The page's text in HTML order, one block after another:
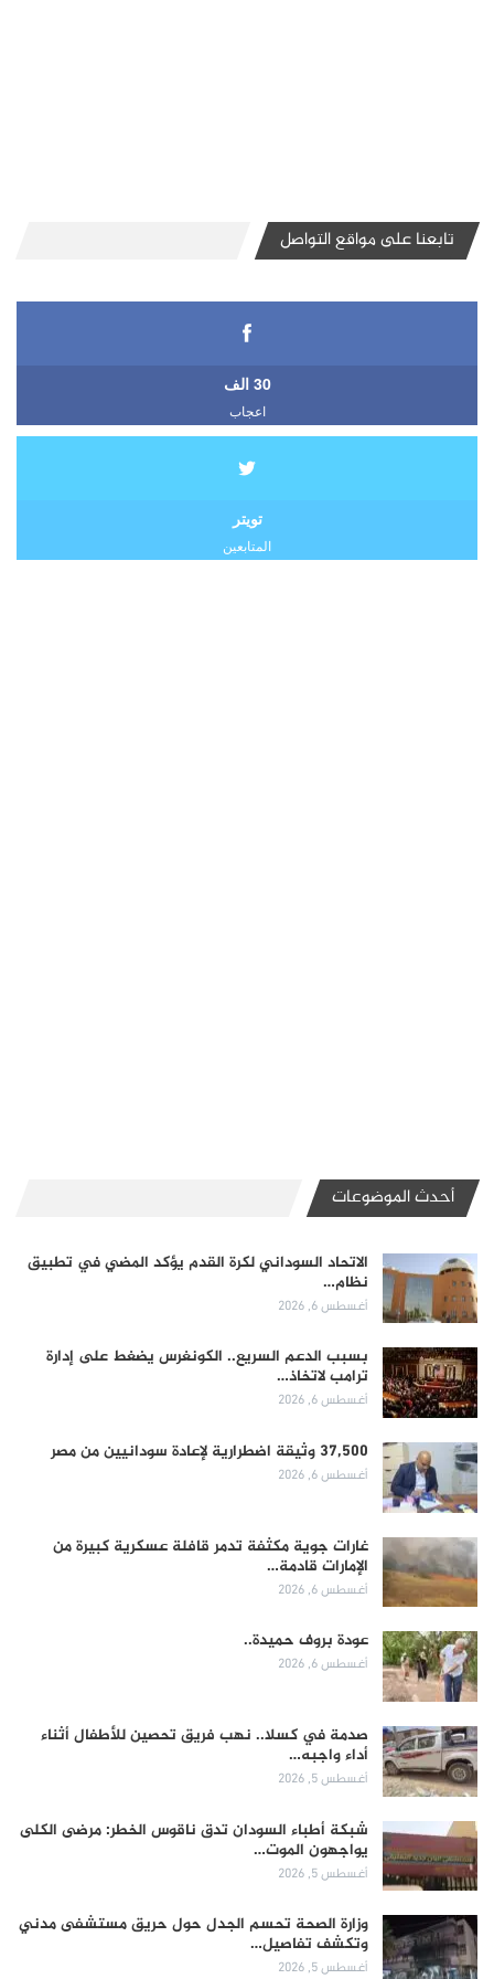
تابعنا على مواقع التواصل
30 الف
اعجاب
تويتر
المتابعين
أحدث الموضوعات
الاتحاد السوداني لكرة القدم يؤكد المضي في تطبيق
نظام…
أغسطس 6, 2026
بسبب الدعم السريع.. الكونغرس يضغط على إدارة
ترامب لاتخاذ…
أغسطس 6, 2026
37,500 وثيقة اضطرارية لإعادة سودانيين من مصر
أغسطس 6, 2026
غارات جوية مكثفة تدمر قافلة عسكرية كبيرة من
الإمارات قادمة…
أغسطس 6, 2026
عودة بروف حميدة..
أغسطس 6, 2026
صدمة في كسلا.. نهب فريق تحصين للأطفال أثناء
أداء واجبه…
أغسطس 5, 2026
شبكة أطباء السودان تدق ناقوس الخطر: مرضى الكلى
يواجهون الموت…
أغسطس 5, 2026
وزارة الصحة تحسم الجدل حول حريق مستشفى مدني
وتكشف تفاصيل…
أغسطس 5, 2026